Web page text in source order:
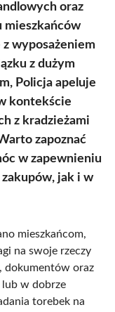
oraz
mieszkańców
z wyposażeniem
z dużym
Policja apeluje
kontekście
z kradzieżami
zapoznać
w zapewnieniu
jak i w
mieszkańcom,
na swoje rzeczy
dokumentów oraz
w dobrze
torebek na